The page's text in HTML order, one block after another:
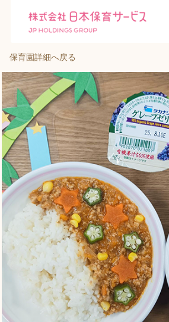
施設を探す
会社概要
投資家情報
Language
保育園詳細へ戻る